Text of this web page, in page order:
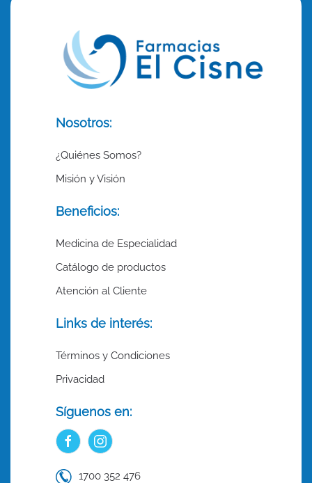
Nosotros:
¿Quiénes Somos?
Misión y Visión
Beneficios:
Medicina de Especialidad
Catálogo de productos
Atención al Cliente
Links de interés:
Términos y Condiciones
Privacidad
Síguenos en:
1700 352 476